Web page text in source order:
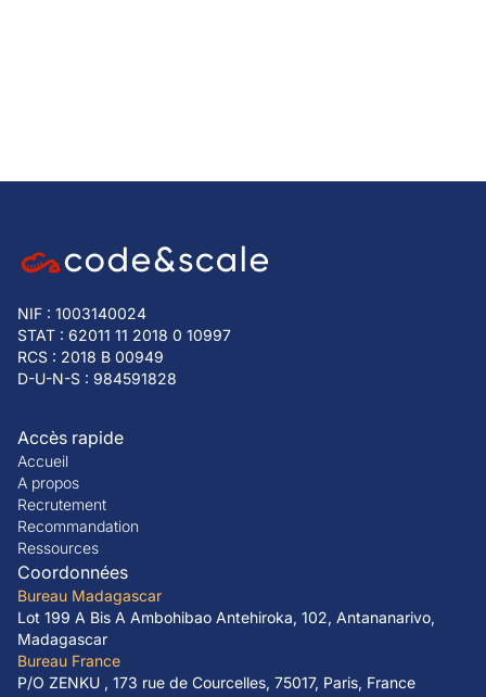
NIF : 1003140024
STAT : 62011 11 2018 0 10997
RCS : 2018 B 00949
D-U-N-S : 984591828
Accès rapide
Accueil
A propos
Recrutement
Recommandation
Ressources
Coordonnées
Bureau Madagascar
Lot 199 A Bis A Ambohibao Antehiroka, 102, Antananarivo,
Madagascar
Bureau France
P/O ZENKU , 173 rue de Courcelles, 75017, Paris, France